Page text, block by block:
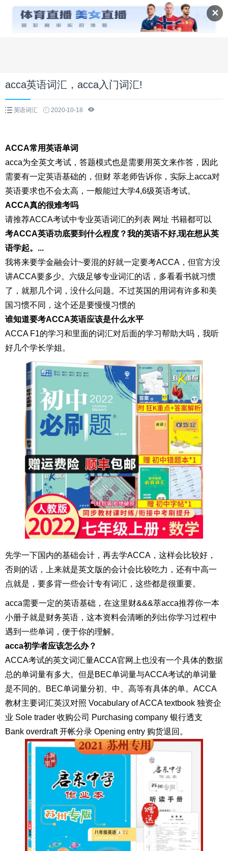
✕
acca英语词汇，acca入门词汇!
英语词汇 2020-10-18
ACCA常用英语单词
acca为全英文考试，答题模式也是需要用英文来作答，因此
需要有一定英语基础的，但财 萃老师告诉你，实际上acca对
英语要求也不会太高，一般能过大学4,6级英语考试。
ACCA真的很难考吗
请推荐ACCA考试中专业英语词汇的列表 网址 书籍都可以
考ACCA英语功底要到什么程度？我的英语不好,现在想从英
语学起。...
我将来要学金融会计~要混的好就一定要考ACCA，但官方没
讲ACCA要多少。六级足够专业词汇的话，多看看书就习惯
了，就那几个词，没什么问题。不过英国的用词有许多和美
国习惯不同，这个还是要慢慢习惯的
谁知道要考ACCA英语应该是什么水平
ACCA F1的学习和里面的词汇对后面的学习帮助大吗，我听
好几个学长学姐。
先学一下国内的基础会计，再去学ACCA，这样会比较好，
否则的话，上来就是英文版的会计会比较吃力，还有中高一
点就是，要多背一些会计专有词汇，这些都是很重要。
acca需要一定的英语基础，在这里财&&&萃acca推荐你一本
小册子就是财务英语，这本资料会清晰的列出你学习过程中
遇到一些单词，便于你的理解。
acca初学者应该怎么办？
ACCA考试的英文词汇量ACCA官网上也没有一个具体的数据
总的单词量有多大。但是BEC单词量与ACCA考试的单词量
是不同的。BEC单词量分初、中、高等有具体的单。ACCA
教材主要词汇英汉对照 Vocabulary of ACCA textbook 独资企
业 Sole trader 收购公司 Purchasing company 银行透支
Bank overdraft 开帐分录 Opening entry 购货退回。